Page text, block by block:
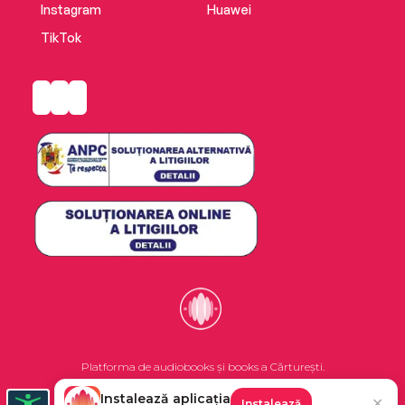
Instagram
TikTok
Huawei
Platforma de audiobooks și books a Cărturești.
Instalează aplicația